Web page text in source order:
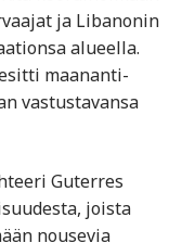
ja Libanonin
alueella.
maananti-
vastustavansa
Guterres
joista
nousevia